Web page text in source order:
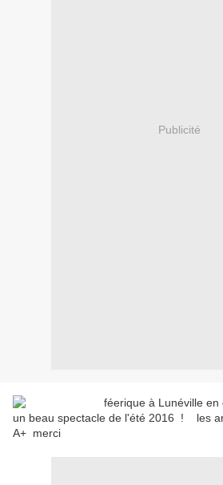
Publicité
un beau spectacle de l'été 2016 ! les
A+ merci